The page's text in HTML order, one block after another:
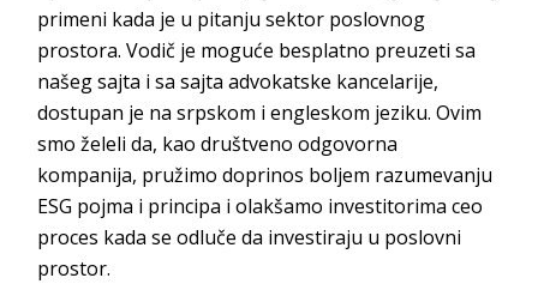
primeni kada je u pitanju sektor poslovnog
prostora. Vodič je moguće besplatno preuzeti sa
našeg sajta i sa sajta advokatske kancelarije,
dostupan je na srpskom i engleskom jeziku. Ovim
smo želeli da, kao društveno odgovorna
kompanija, pružimo doprinos boljem razumevanju
ESG pojma i principa i olakšamo investitorima ceo
proces kada se odluče da investiraju u poslovni
prostor.